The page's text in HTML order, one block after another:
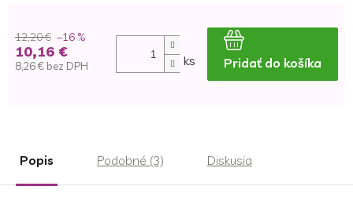
12,20 € –16 %
10,16 €
8,26 € bez DPH ks Pridať do košíka
Popis Podobné (3) Diskusia